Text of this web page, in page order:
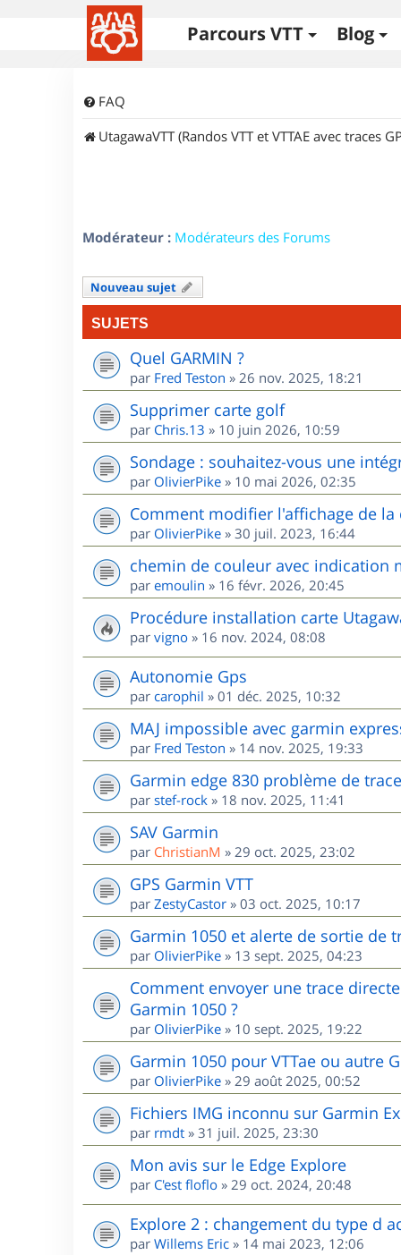
Parcours VTT Blog
FAQ
UtagawaVTT (Randos VTT et VTTAE avec traces
Modérateur : Modérateurs des Forums
Nouveau sujet
SUJETS
Quel GARMIN ?
par Fred Teston » 26 nov. 2025, 18:21
Supprimer carte golf
par Chris.13 » 10 juin 2026, 10:59
Sondage : souhaitez-vous une
par OlivierPike » 10 mai 2026, 02:35
Comment modifier l'affichage de
par OlivierPike » 30 juil. 2023, 16:44
chemin de couleur avec indication
par emoulin » 16 févr. 2026, 20:45
Procédure installation carte
par vigno » 16 nov. 2024, 08:08
Autonomie Gps
par carophil » 01 déc. 2025, 10:32
MAJ impossible avec garmin
par Fred Teston » 14 nov. 2025, 19:33
Garmin edge 830 problème de
par stef-rock » 18 nov. 2025, 11:41
SAV Garmin
par ChristianM » 29 oct. 2025, 23:02
GPS Garmin VTT
par ZestyCastor » 03 oct. 2025, 10:17
Garmin 1050 et alerte de sortie de
par OlivierPike » 13 sept. 2025, 04:23
Comment envoyer une trace
Garmin 1050 ?
par OlivierPike » 10 sept. 2025, 19:22
Garmin 1050 pour VTTae ou autre
par OlivierPike » 29 août 2025, 00:52
Fichiers IMG inconnu sur Garmin
par rmdt » 31 juil. 2025, 23:30
Mon avis sur le Edge Explore
par C'est floflo » 29 oct. 2024, 20:48
Explore 2 : changement du type d
par Willems Eric » 14 mai 2023, 12:06